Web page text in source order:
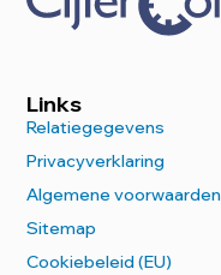
Links
Relatiegegevens
Privacyverklaring
Algemene voorwaarden
Sitemap
Cookiebeleid (EU)